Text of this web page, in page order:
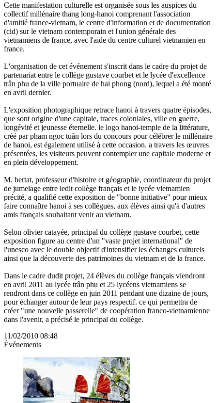
Cette manifestation culturelle est organisée sous les auspices du
collectif millénaire thang long-hanoi comprenant l'association
d'amitié france-vietnam, le centre d'information et de documentation
(cid) sur le vietnam contemporain et l'union générale des
vietnamiens de france, avec l'aide du centre culturel vietnamien en
france.
L'organisation de cet événement s'inscrit dans le cadre du projet de
partenariat entre le collège gustave courbet et le lycée d'excellence
trân phu de la ville portuaire de hai phong (nord), lequel a été monté
en avril dernier.
L'exposition photographique retrace hanoi à travers quatre épisodes,
que sont origine d'une capitale, traces coloniales, ville en guerre,
longévité et jeunesse éternelle. le logo hanoi-temple de la littérature,
créé par pham ngoc tuân lors du concours pour célébrer le millénaire
de hanoi, est également utilisé à cette occasion. a travers les œuvres
présentées, les visiteurs peuvent contempler une capitale moderne et
en plein développement.
M. bertat, professeur d'histoire et géographie, coordinateur du projet
de jumelage entre ledit collège français et le lycée vietnamien
précité, a qualifié cette exposition de "bonne initiative" pour mieux
faire connaître hanoi à ses collègues, aux élèves ainsi qu'à d'autres
amis français souhaitant venir au vietnam.
Selon olivier catayée, principal du collège gustave courbet, cette
exposition figure au centre d'un "vaste projet international" de
l'unesco avec le double objectif d'intensifier les échanges culturels
ainsi que la découverte des patrimoines du vietnam et de la france.
Dans le cadre dudit projet, 24 élèves du collège français viendront
en avril 2011 au lycée trân phu et 25 lycéens vietnamiens se
rendront dans ce collège en juin 2011 pendant une dizaine de jours,
pour échanger autour de leur pays respectif. ce qui permettra de
créer "une nouvelle passerelle" de coopération franco-vietnamienne
dans l'avenir, a précisé le principal du collège.
11/02/2010 08:48
Événements